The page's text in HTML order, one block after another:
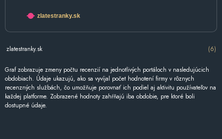
zlatestranky.sk
zlatestranky.sk (6)
Graf zobrazuje zmeny počtu recenzií na jednotlivých portáloch v nasledujúcich
obdobiach. Údaje ukazujú, ako sa vyvíjal počet hodnotení firmy v rôznych
recenzných službách, čo umožňuje porovnať ich podiel aj aktivitu používateľov na
každej platforme. Zobrazené hodnoty zahŕňajú iba obdobie, pre ktoré boli
dostupné údaje.